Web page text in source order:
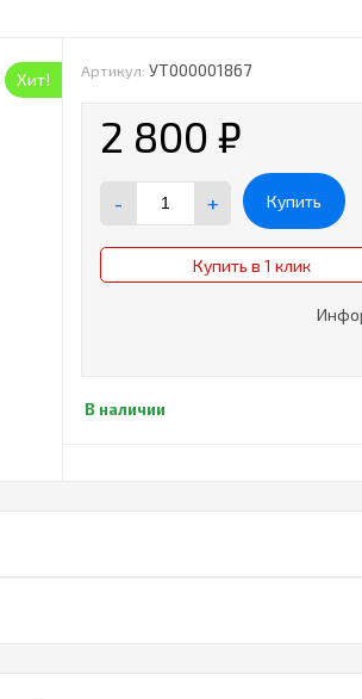
Хит! Артикул: УТ000001867
2 800₽
- + Купить
Купить в 1 клик
В наличии